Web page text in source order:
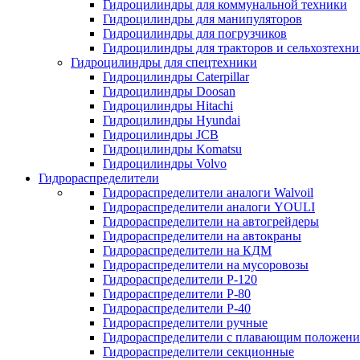
Гидроцилиндры для коммунальной техники
Гидроцилиндры для манипуляторов
Гидроцилиндры для погрузчиков
Гидроцилиндры для тракторов и
Гидроцилиндры для спецтехники
Гидроцилиндры Caterpillar
Гидроцилиндры Doosan
Гидроцилиндры Hitachi
Гидроцилиндры Hyundai
Гидроцилиндры JCB
Гидроцилиндры Komatsu
Гидроцилиндры Volvo
Гидрораспределители
Гидрораспределители аналоги Walvoil
Гидрораспределители аналоги YOULI
Гидрораспределители на автогрейдеры
Гидрораспределители на автокраны
Гидрораспределители на КДМ
Гидрораспределители на мусоровозы
Гидрораспределители Р-120
Гидрораспределители Р-80
Гидрораспределители Р-40
Гидрораспределители ручные
Гидрораспределители с плавающим
Гидрораспределители секционные